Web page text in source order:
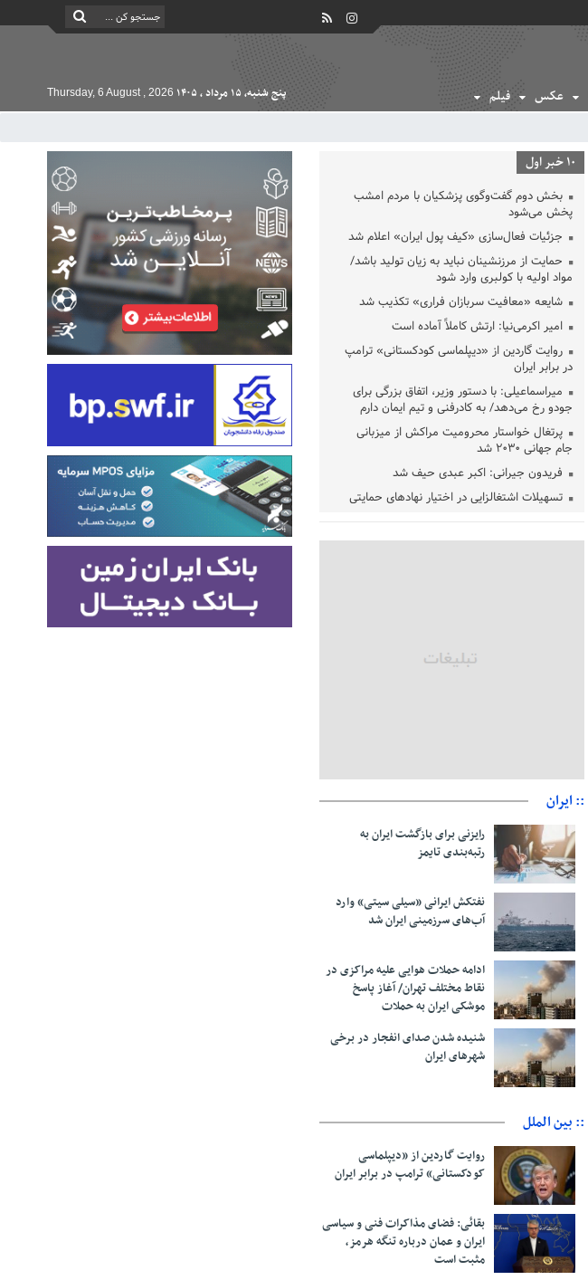
عکس فیلم پنج شنبه, ۱۵ مرداد , ۱۴۰۵ Thursday, 6 August , 2026
10 خبر اول
بخش دوم گفت‌وگوی پزشکیان با مردم امشب
پخش می‌شود
جزئیات فعال‌سازی «کیف پول ایران» اعلام شد
حمایت از مرزنشینان نباید به زیان تولید باشد/
مواد اولیه با کولبری وارد شود
شایعه «معافیت سربازان فراری» تکذیب شد
امیر اکرمی‌نیا: ارتش کاملاً آماده است
روایت گاردین از «دیپلماسی کودکستانی» ترامپ
در برابر ایران
میراسماعیلی: با دستور وزیر، اتفاق بزرگی برای
جودو رخ می‌دهد/ به کادرفنی و تیم ایمان دارم
پرتغال خواستار محرومیت مراکش از میزبانی
جام جهانی ۲۰۳۰ شد
فریدون جیرانی: اکبر عبدی حیف شد
تسهیلات اشتغالزایی در اختیار نهادهای حمایتی
زمان جلسه سرنوشت‌ساز هیات رئیسه
رئیس سازمان جهاد کشاورزی استان: کشاورزان
:: ایران
رایزنی برای بازگشت ایران به
رتبه‌بندی تایمز
نفتکش ایرانی «سیلی سیتی» وارد
آب‌های سرزمینی ایران شد
ادامه حملات هوایی علیه مراکزی در
نقاط مختلف تهران/ آغاز پاسخ
موشکی ایران به حملات
شنیده شدن صدای انفجار در برخی
شهرهای ایران
:: بین الملل
روایت گاردین از «دیپلماسی
کودکستانی» ترامپ در برابر ایران
بقائی: فضای مذاکرات فنی و سیاسی
ایران و عمان درباره تنگه هرمز،
مثبت است